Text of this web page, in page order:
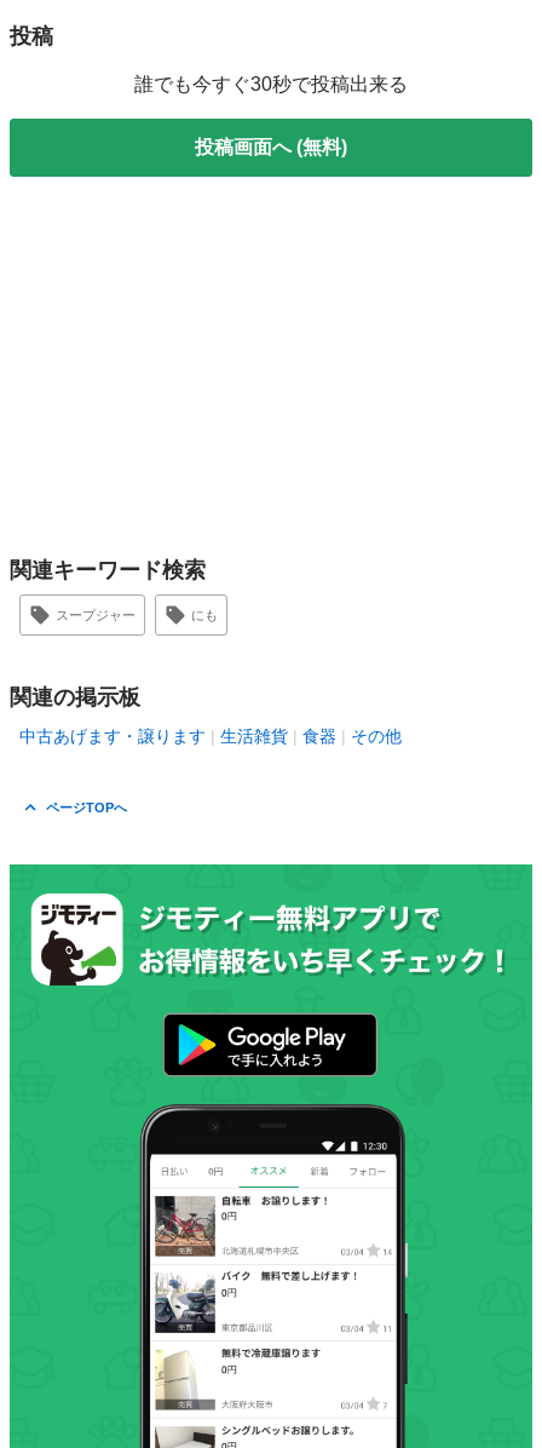
投稿
誰でも今すぐ30秒で投稿出来る
投稿画面へ (無料)
関連キーワード検索
スープジャー にも
関連の掲示板
中古あげます・譲ります 生活雑貨 食器 その他
ページTOPへ